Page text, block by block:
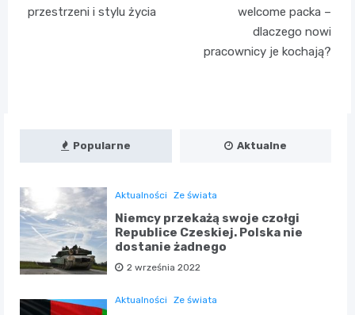
przestrzeni i stylu życia
welcome packa –
dlaczego nowi
pracownicy je kochają?
Popularne Aktualne
Aktualności Ze świata
Niemcy przekażą swoje czołgi
Republice Czeskiej. Polska nie
dostanie żadnego
2 września 2022
Aktualności Ze świata